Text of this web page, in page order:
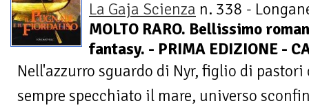
La Gaja Scienza n. 338 -
MOLTO RARO. Bellissimo
fantasy. - PRIMA EDIZIONE -
Nell'azzurro sguardo di Nyr, figlio di pastori
sempre specchiato il mare, universo